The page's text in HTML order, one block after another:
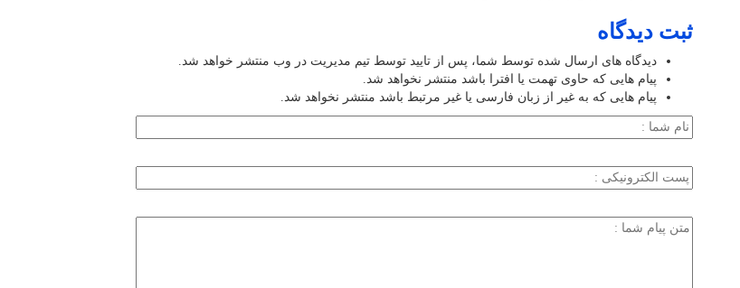
ثبت دیدگاه
دیدگاه های ارسال شده توسط شما، پس از تایید توسط تیم مدیریت در وب منتشر خواهد شد.
پیام هایی که حاوی تهمت یا افترا باشد منتشر نخواهد شد.
پیام هایی که به غیر از زبان فارسی یا غیر مرتبط باشد منتشر نخواهد شد.